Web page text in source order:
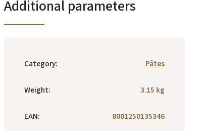
Additional parameters
Category: Pâtes
Weight: 3.15 kg
EAN: 8001250135346